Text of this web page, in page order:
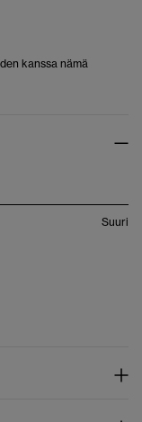
kanssa nämä
Suuri